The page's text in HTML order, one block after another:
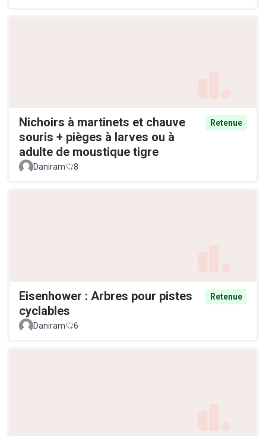
Nichoirs à martinets et chauve
souris + pièges à larves ou à
adulte de moustique tigre
Retenue
Daniram 8
Eisenhower : Arbres pour pistes
cyclables
Retenue
Daniram 6